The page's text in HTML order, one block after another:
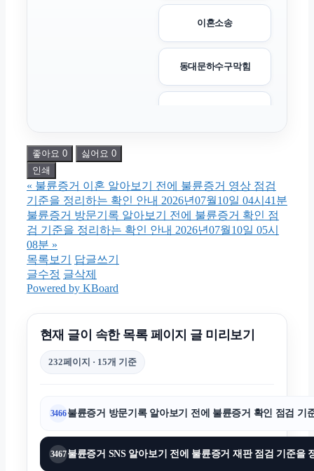
이혼소송
동대문하수구막힘
강남상간소송변호사
오렌지뱅크
강동구하수구막힘
휴대폰소액결제
좋아요 0 싫어요 0
인쇄
« 불륜증거 이혼 알아보기 전에 불륜증거 영상 점검
기준을 정리하는 확인 안내 2026년07월10일 04시41분
불륜증거 방문기록 알아보기 전에 불륜증거 확인 점
검 기준을 정리하는 확인 안내 2026년07월10일 05시
08분 »
목록보기
답글쓰기
글수정 글삭제
Powered by KBoard
현재 글이 속한 목록 페이지 글 미리보기
232페이지 · 15개 기준
3466불륜증거 방문기록 알아보기 전에 불륜증거 확인 점검 기
3467불륜증거 SNS 알아보기 전에 불륜증거 재판 점검 기준을